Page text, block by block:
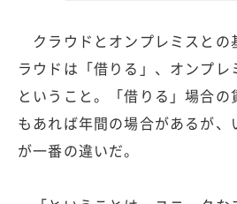
クラウドとオンプレミスとの
ラウドは「借りる」、オンプレ
ということ。「借りる」場合
もあれば年間の場合があるが、
が一番の違いだ。